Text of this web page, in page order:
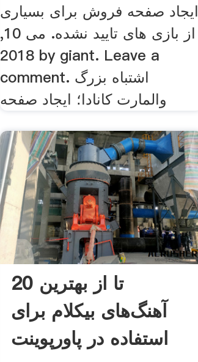
ایجاد صفحه فروش برای بسیاری
از بازی های تایید نشده. می 10,
2018 by giant. Leave a
comment. اشتباه بزرگ
والمارت کانادا؛ ایجاد صفحه
20 تا از بهترین
آهنگ‌های بیکلام برای
استفاده در پاورپوینت